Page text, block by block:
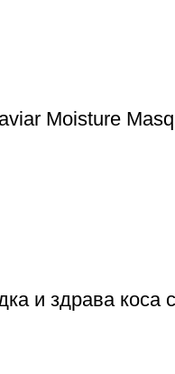
Moisture
и здрава